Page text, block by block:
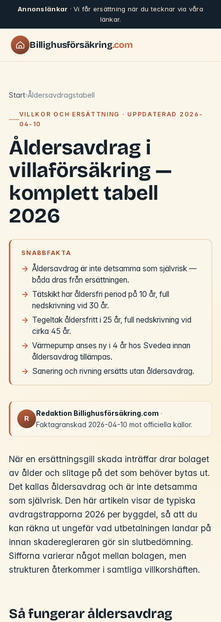
Annonslänkar · Vi får ersättning när du tecknar via våra
länkar.
Billighusförsäkring.com
Start Åldersavdragstabell
VILLKOR OCH ERSÄTTNING · UPPDATERAD 2026-
04-10
Åldersavdrag i
villaförsäkring —
komplett tabell
2026
SNABBFAKTA
Åldersavdrag är inte detsamma som självrisk —
båda dras från ersättningen.
Tätskikt har åldersfri period på 10 år, full
nedskrivning vid 30 år.
Tegeltak åldersfritt i 25 år, full nedskrivning vid
cirka 45 år.
Värmepump anses ny i 4 år hos Svedea innan
åldersavdrag tillämpas.
Sanering och rivning ersätts utan åldersavdrag.
R
Redaktion Billighusförsäkring.com ·
Faktagranskad 2026-04-10 mot officiella källor.
När en ersättningsgill skada inträffar drar bolaget
av ålder och slitage på det som behöver bytas ut.
Det kallas åldersavdrag och är inte detsamma
som självrisk. Den här artikeln visar de typiska
avdragstrapporna 2026 per byggdel, så att du
kan räkna ut ungefär vad utbetalningen landar på
innan skaderegleraren gör sin slutbedömning.
Sifforna varierar något mellan bolagen, men
strukturen återkommer i samtliga villkorshäften.
Så fungerar åldersavdrag